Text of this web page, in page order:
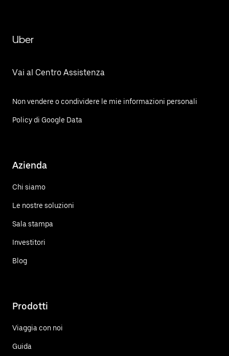
Uber
Vai al Centro Assistenza
Non vendere o condividere le mie informazioni personali
Policy di Google Data
Azienda
Chi siamo
Le nostre soluzioni
Sala stampa
Investitori
Blog
Prodotti
Viaggia con noi
Guida